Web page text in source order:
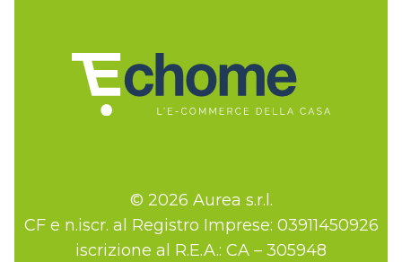
© 2026 Aurea s.r.l.
CF e n.iscr. al Registro Imprese: 03911450926
iscrizione al R.E.A.: CA – 305948